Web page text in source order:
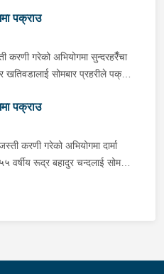
उनलाई पक्राउ गरेको हो । यस
गरिरहेको छ ।
प्रहरी कार्यालय लेटाङबाट
हो । यस सम्बन्धमा प्रहरीले
पक्राउ
करणी गरेको अभियोगमा सुन्दरहरैँचा
सोमबार प्रहरीले पक्राउ
खटिएको प्रहरीले उनलाई
घटनामा संलग्न अन्य २ जनालाई
प्रहरीले आवश्यक अनुसन्धान
पक्राउ
करणी गरेको अभियोगमा दार्मा
वर्षीय रूद्र बहादुर चन्दलाई सोमबार